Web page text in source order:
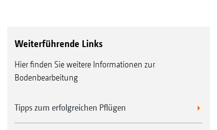
Weiterführende Links
Hier finden Sie weitere Informationen zur
Bodenbearbeitung
Tipps zum erfolgreichen Pflügen